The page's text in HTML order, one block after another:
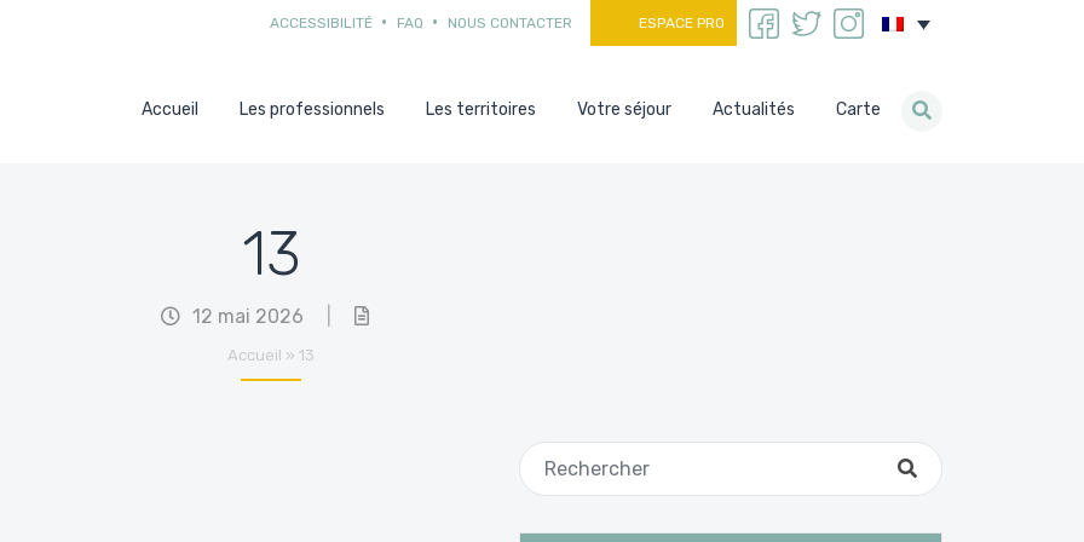
ACCESSIBILITÉ FAQ NOUS CONTACTER ESPACE PRO
Accueil Les professionnels Les territoires Votre séjour Actualités Carte
13
12 mai 2026
Accueil » 13